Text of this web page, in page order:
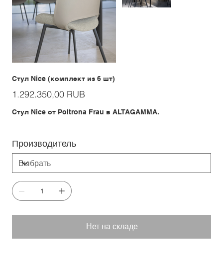
Стул Nice (комплект из 6 шт)
Цена
1.292.350,00 RUB
Стул Nice от Poltrona Frau в ALTAGAMMA.
Производитель
Нет на складе